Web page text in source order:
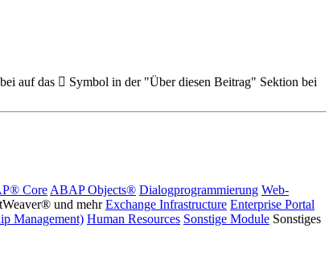
auf das
Symbol in der "Über diesen Beitrag" Sektion bei
Core ABAP Objects® Dialogprogrammierung Web-
und mehr Exchange Infrastructure Enterprise Portal
Management) Human Resources Sonstige Module Sonstiges